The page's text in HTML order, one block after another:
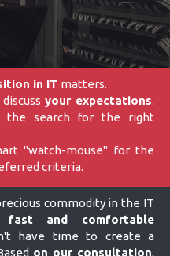
in IT matters.
discussyour expectations.
the search for the right
"watch-mouse" for the
criteria.
commodity in the IT
fast and comfortable
have time to create a
on our consultation,